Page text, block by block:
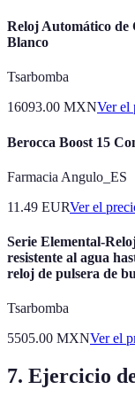
Reloj Automático de
Blanco
Tsarbomba
16093.00 MXNVer el
Berocca Boost 15
Farmacia Angulo_ES
11.49 EURVer el
Serie Elemental-
resistente al agua
reloj de pulsera de
Tsarbomba
5505.00 MXNVer el
7. Ejercicio